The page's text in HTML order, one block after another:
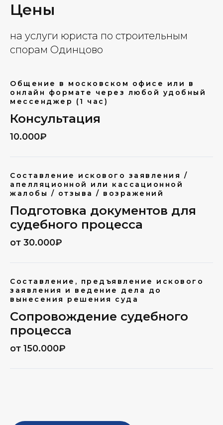
Цены
на услуги юриста по строительным
спорам Одинцово
Общение в московском офисе или в
онлайн формате через любой удобный
мессенджер (1 час)
Консультация
10.000₽
Составление искового заявления /
апелляционной или кассационной
жалобы / отзыва / возражений
Подготовка документов для
судебного процесса
от 30.000₽
Составление, предъявление искового
заявления и ведение дела до
вынесения решения суда
Сопровождение судебного
процесса
от 150.000₽